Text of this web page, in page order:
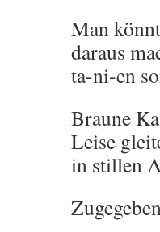
Man
daraus
ta-ni-en
Braune
Leise
in stillen